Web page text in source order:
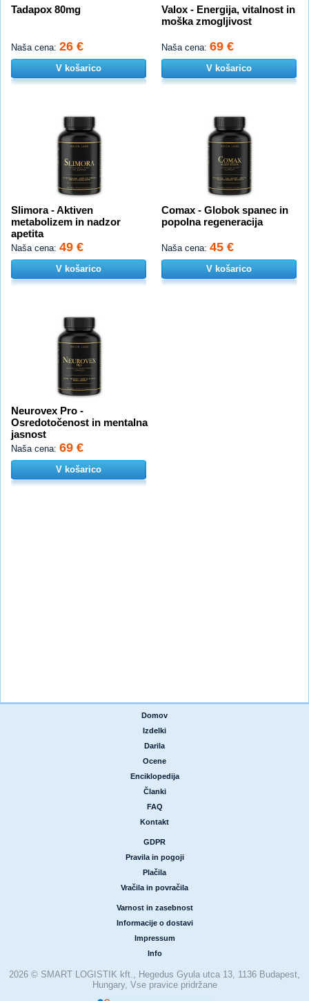
Tadapox 80mg
Naša cena: 26 €
V košarico
Valox - Energija, vitalnost in
moška zmogljivost
Naša cena: 69 €
V košarico
Slimora - Aktiven
metabolizem in nadzor
apetita
Naša cena: 49 €
V košarico
Comax - Globok spanec in
popolna regeneracija
Naša cena: 45 €
V košarico
Neurovex Pro -
Osredotočenost in mentalna
jasnost
Naša cena: 69 €
V košarico
Domov
Izdelki
Darila
Ocene
Enciklopedija
Članki
FAQ
Kontakt
GDPR
Pravila in pogoji
Plačila
Vračila in povračila
Varnost in zasebnost
Informacije o dostavi
Impressum
Info
2026 © SMART LOGISTIK kft., Hegedus Gyula utca 13, 1136 Budapest,
Hungary, Vse pravice pridržane